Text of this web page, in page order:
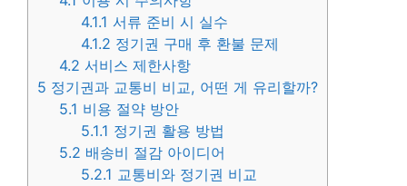
4.1.1 서류 준비 시 실수
4.1.2 정기권 구매 후 환불 문제
4.2 서비스 제한사항
5 정기권과 교통비 비교, 어떤 게 유리할까?
5.1 비용 절약 방안
5.1.1 정기권 활용 방법
5.2 배송비 절감 아이디어
5.2.1 교통비와 정기권 비교